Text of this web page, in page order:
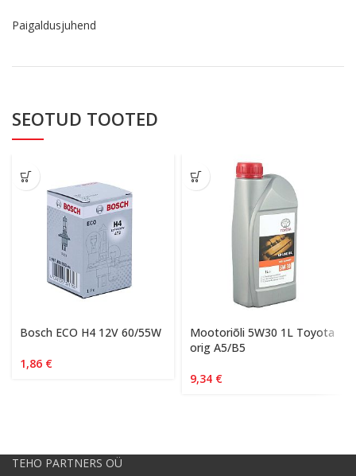
Paigaldusjuhend
SEOTUD TOOTED
Bosch ECO H4 12V 60/55W
1,86 €
Mootoriõli 5W30 1L Toyota
orig A5/B5
9,34 €
TEHO PARTNERS OÜ